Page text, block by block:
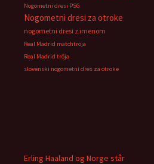
Nogometni dresi PSG
Nogometni dresi za otroke
nogometni dresi z imenom
Real Madrid matchtröja
Real Madrid tröja
slovenski nogometni dres za otroke
Erling Haaland og Norge står